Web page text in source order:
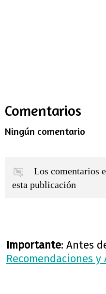
Comentarios
Ningún comentario
Los comentarios
esta publicación
Importante: Antes
Recomendaciones y